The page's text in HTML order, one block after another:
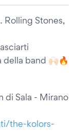
Rolling Stones,
band 🙌🏻🔥
di Sala - Mirano
the-kolors-